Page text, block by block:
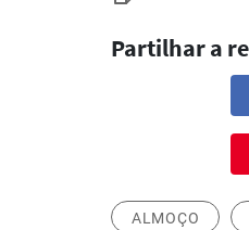
Partilhar a
ALMOÇO